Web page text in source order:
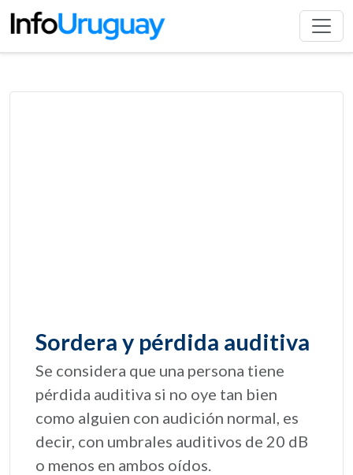
Sordera y pérdida auditiva
Se considera que una persona tiene
pérdida auditiva si no oye tan bien
como alguien con audición normal, es
decir, con umbrales auditivos de 20 dB
o menos en ambos oídos.